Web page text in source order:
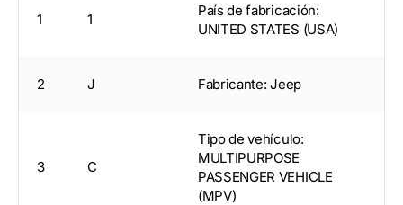
1 1
País de fabricación:
UNITED STATES (USA)
2 J Fabricante: Jeep
3 C
Tipo de vehículo:
MULTIPURPOSE
PASSENGER VEHICLE
(MPV)